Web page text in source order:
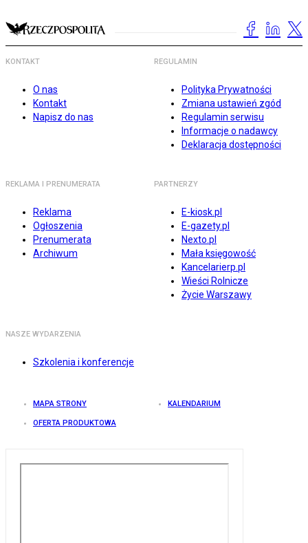
KONTAKT
O nas
Kontakt
Napisz do nas
REGULAMIN
Polityka Prywatności
Zmiana ustawień zgód
Regulamin serwisu
Informacje o nadawcy
Deklaracja dostępności
REKLAMA I PRENUMERATA
Reklama
Ogłoszenia
Prenumerata
Archiwum
PARTNERZY
E-kiosk.pl
E-gazety.pl
Nexto.pl
Mała księgowość
Kancelarierp.pl
Wieści Rolnicze
Życie Warszawy
NASZE WYDARZENIA
Szkolenia i konferencje
MAPA STRONY KALENDARIUM
OFERTA PRODUKTOWA